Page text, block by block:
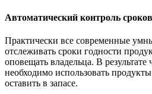
Автоматический контроль
Практически все современные
отслеживать сроки годности
оповещать владельца. В результате
необходимо использовать
оставить в запасе.